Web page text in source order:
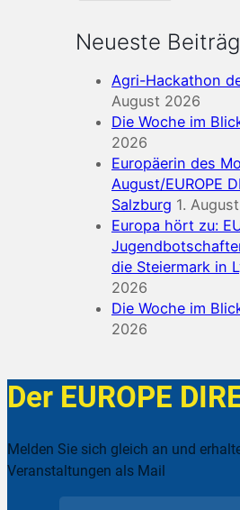
Neueste
Agri-Hackathon
August 2026
Die Woche im
2026
Europäerin des
August/EUROPE
Salzburg 1.
Europa hört zu:
die Steiermark in
2026
Die Woche im
2026
Der EUROPE
Melden Sie sich gleich an und
Veranstaltungen als Mail